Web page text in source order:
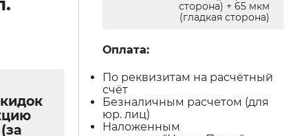
сторона) + 65 мкм
(гладкая сторона)
Оплата:
По реквизитам на расчётный
счёт
Безналичным расчетом (для
юр. лиц)
Наложенным